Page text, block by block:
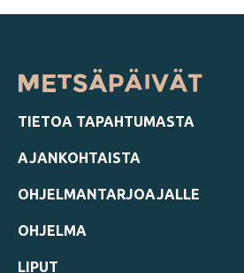
TIETOA TAPAHTUMASTA
AJANKOHTAISTA
OHJELMANTARJOAJALLE
OHJELMA
LIPUT